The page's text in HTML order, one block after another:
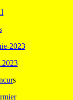
2023
s